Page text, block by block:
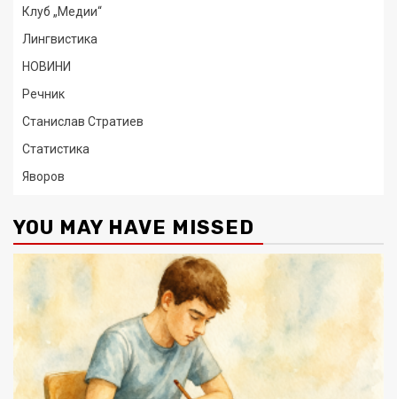
Клуб „Медии“
Лингвистика
НОВИНИ
Речник
Станислав Стратиев
Статистика
Яворов
YOU MAY HAVE MISSED